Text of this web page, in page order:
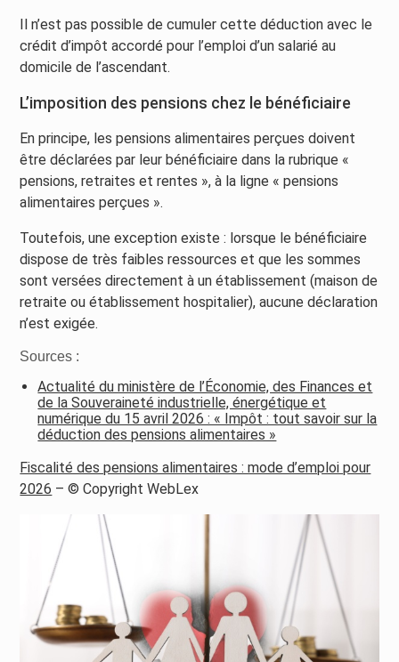
Il n’est pas possible de cumuler cette déduction avec le
crédit d’impôt accordé pour l’emploi d’un salarié au
domicile de l’ascendant.
L’imposition des pensions chez le bénéficiaire
En principe, les pensions alimentaires perçues doivent
être déclarées par leur bénéficiaire dans la rubrique «
pensions, retraites et rentes », à la ligne « pensions
alimentaires perçues ».
Toutefois, une exception existe : lorsque le bénéficiaire
dispose de très faibles ressources et que les sommes
sont versées directement à un établissement (maison de
retraite ou établissement hospitalier), aucune déclaration
n’est exigée.
Sources :
Actualité du ministère de l’Économie, des Finances et
de la Souveraineté industrielle, énergétique et
numérique du 15 avril 2026 : « Impôt : tout savoir sur la
déduction des pensions alimentaires »
Fiscalité des pensions alimentaires : mode d’emploi pour
2026 – © Copyright WebLex